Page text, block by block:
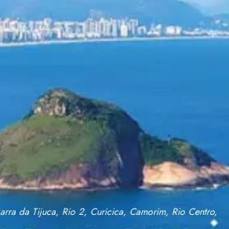
da Tijuca, Rio 2, Curicica, Camorim, Rio Centro,